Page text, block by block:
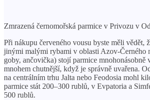
Zmrazená černomořská parmice v Privozu v
Při nákupu červeného vousu byste měli vědět,
jinými malými rybami v oblasti Azov-Černého
goby, ančovička) stojí parmice mnohonásobně
mnohem chutnější, když je správně uvařena.
na centrálním trhu Jalta nebo Feodosia mohl
parmice stát 200–300 rublů, v Evpatoria a
500 rublů.